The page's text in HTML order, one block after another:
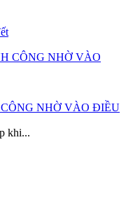
NHỜ VÀO ĐIỀU
khi...